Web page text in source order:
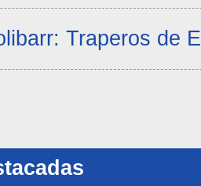
Traperos de